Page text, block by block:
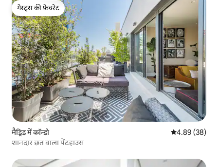
गेस्ट्स की फ़ेवरेट
गेस्ट्स की फ़ेवरेट
मैड्रिड में कॉन्डो औसत रेटिंग 5 में
4.89 (38)
शानदार छत वाला पेंटहाउस